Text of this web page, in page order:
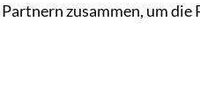
zusammen, um die